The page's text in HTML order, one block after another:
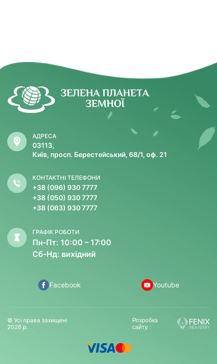
АДРЕСА
03113,
Київ, просп. Берестейський, 68/1, оф. 21
КОНТАКТНІ ТЕЛЕФОНИ
+38 (096) 930 7777
+38 (050) 930 7777
+38 (063) 930 7777
ГРАФІК РОБОТИ
Пн-Пт: 10:00 – 17:00
Сб-Нд: вихідний
Facebook Youtube
© Усі права захищені
2026 р.
Розробка
сайту :